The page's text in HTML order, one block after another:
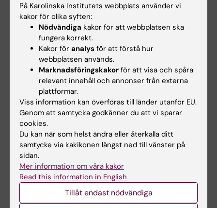
21 sep 2026-21 sep 2026
KIB Talks: Grafiska
abstract – vad är
det?
Detta lunchwebbinarium ger
dig en introduktion till vad
grafiska abstract…
23 sep 2026 -23 sep 2026
KIB Talks: Hjälp! Jag
systematisk översikt
Ska du påbörja - eller arbetar
systematisk eller scoping…
På Karolinska Institutets webbplats använder vi
kakor för olika syften:
Nödvändiga kakor för att webbplatsen ska
fungera korrekt.
Kakor för analys för att förstå hur
webbplatsen används.
Marknadsföringskakor för att visa och spåra
relevant innehåll och annonser från externa
plattformar.
Viss information kan överföras till länder utanför EU.
Genom att samtycka godkänner du att vi sparar
cookies.
Du kan när som helst ändra eller återkalla ditt
samtycke via kakikonen längst ned till vänster på
sidan.
Mer information om våra kakor
Read this information in English
Tillåt endast nödvändiga